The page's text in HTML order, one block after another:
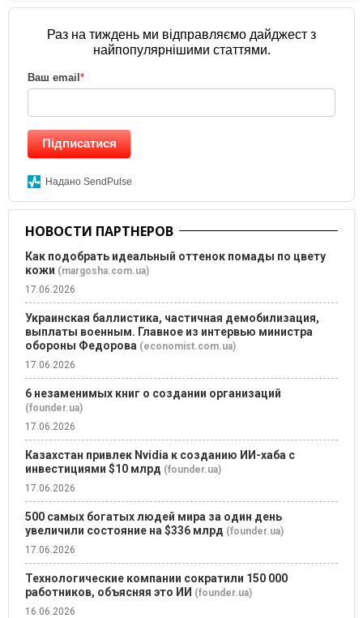
Раз на тиждень ми відправляємо дайджест з
найпопулярнішими статтями.
Ваш email *
Підписатися
Надано SendPulse
НОВОСТИ ПАРТНЕРОВ
Как подобрать идеальный оттенок помады по цвету
кожи (margosha.com.ua)
17.06.2026
Украинская баллистика, частичная демобилизация,
выплаты военным. Главное из интервью министра
обороны Федорова (economist.com.ua)
17.06.2026
6 незаменимых книг о создании организаций
(founder.ua)
17.06.2026
Казахстан привлек Nvidia к созданию ИИ-хаба с
инвестициями $10 млрд (founder.ua)
17.06.2026
500 самых богатых людей мира за один день
увеличили состояние на $336 млрд (founder.ua)
17.06.2026
Технологические компании сократили 150 000
работников, объясняя это ИИ (founder.ua)
16.06.2026